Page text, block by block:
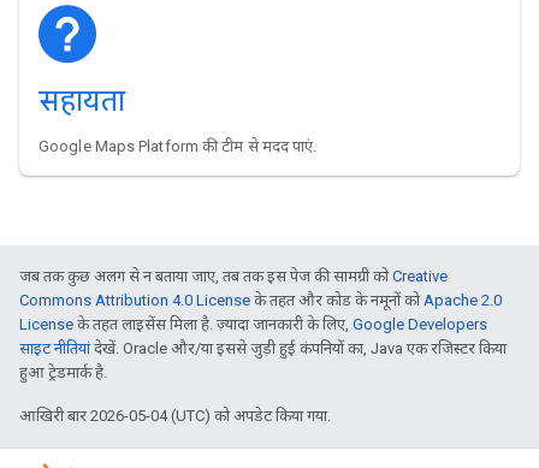
सहायता
Google Maps Platform की टीम से मदद पाएं.
जब तक कुछ अलग से न बताया जाए, तब तक इस पेज की सामग्री कोCreative
Commons Attribution 4.0 License के तहत और कोड के नमूनों कोApache 2.0
License के तहत लाइसेंस मिला है. ज़्यादा जानकारी के लिए, Google Developers
साइट नीतियांदेखें. Oracle और/या इससे जुड़ी हुई कंपनियों का, Java एक रजिस्टर किया
हुआ ट्रेडमार्क है.
आखिरी बार 2026-05-04 (UTC) को अपडेट किया गया.